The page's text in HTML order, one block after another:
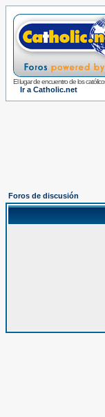
El lugar de encuentro de los
Ir a Catholic.net
Foros de discusión